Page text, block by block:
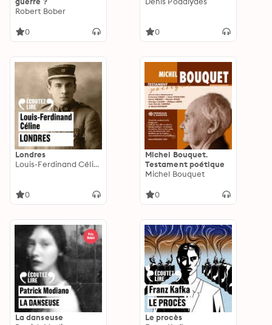
Robert Bober
0 0
Londres
Louis-Ferdinand Céline
0
Michel Bouquet.
Testament poétique
Michel Bouquet
0
La danseuse
Le procès